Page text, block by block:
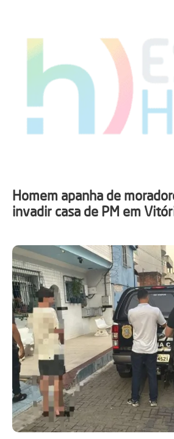
Homem apanha de
invadir casa de PM em